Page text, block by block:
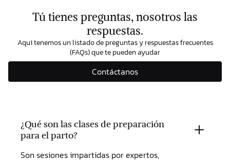
Tú tienes preguntas, nosotros las
respuestas.
Aquí tenemos un listado de preguntas y respuestas frecuentes
(FAQs) que te pueden ayudar
Contáctanos
¿Qué son las clases de preparación
para el parto?
Son sesiones impartidas por expertos,